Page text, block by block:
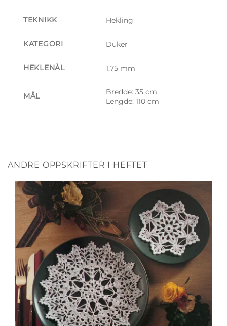
TEKNIKK Hekling
KATEGORI Duker
HEKLENÅL 1,75 mm
MÅL
Bredde: 35 cm
Lengde: 110 cm
ANDRE OPPSKRIFTER I HEFTET